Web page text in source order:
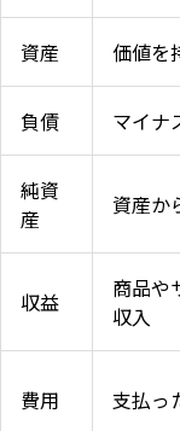
資産 価値を
負債 マイナ
純資
産
資産か
収益
商品や
収入
費用 支払っ